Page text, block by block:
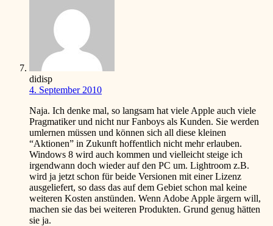
didisp
4. September 2010
Naja. Ich denke mal, so langsam hat viele Apple auch viele
Pragmatiker und nicht nur Fanboys als Kunden. Sie werden
umlernen müssen und können sich all diese kleinen
“Aktionen” in Zukunft hoffentlich nicht mehr erlauben.
Windows 8 wird auch kommen und vielleicht steige ich
irgendwann doch wieder auf den PC um. Lightroom z.B.
wird ja jetzt schon für beide Versionen mit einer Lizenz
ausgeliefert, so dass das auf dem Gebiet schon mal keine
weiteren Kosten anstünden. Wenn Adobe Apple ärgern will,
machen sie das bei weiteren Produkten. Grund genug hätten
sie ja.